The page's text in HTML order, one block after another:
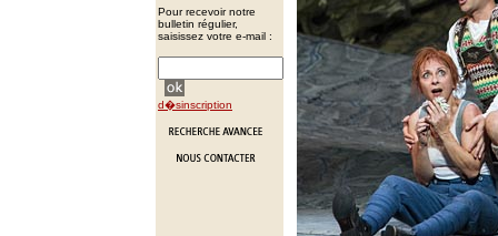
Pour recevoir notre
bulletin régulier,
saisissez votre e-mail :
d�sinscription